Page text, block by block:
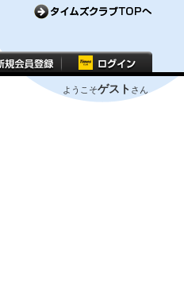
ようこそゲスト さん